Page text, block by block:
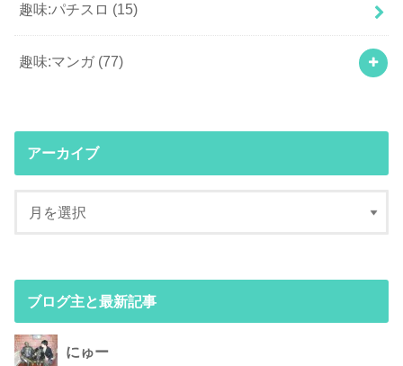
趣味:パチスロ (15)
趣味:マンガ (77)
アーカイブ
ブログ主と最新記事
にゅー